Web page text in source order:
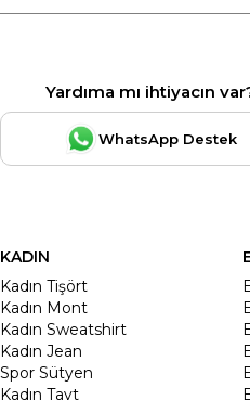
Yardıma mı ihtiyacın
WhatsApp Destek
KADIN
Kadın Tişört
Kadın Mont
Kadın Sweatshirt
Kadın Jean
Spor Sütyen
Kadın Tayt